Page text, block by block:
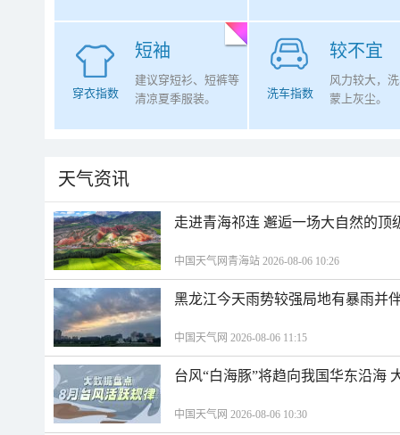
短袖
穿衣指数
建议穿短衫、短裤等
清凉夏季服装。
较不宜
洗车指数
风力较大，
蒙上灰尘。
天气资讯
走进青海祁连 邂逅一场大自然的顶
中国天气网青海站 2026-08-06 10:26
黑龙江今天雨势较强局地有暴雨并
中国天气网 2026-08-06 11:15
台风“白海豚”将趋向我国华东沿海
中国天气网 2026-08-06 10:30